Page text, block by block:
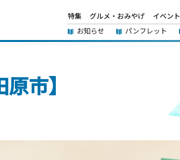
特集 グルメ・おみやげ イベント
お知らせ
パンフレット
市】